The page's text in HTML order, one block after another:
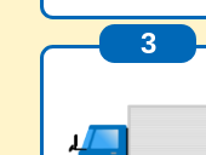
3